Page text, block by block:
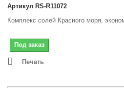
Артикул RS-R11072
Комплекс солей Красного моря,
Под заказ
Печать